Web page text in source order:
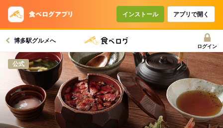
インストール アプリで開く
博多駅グルメへ
ログイン
公式